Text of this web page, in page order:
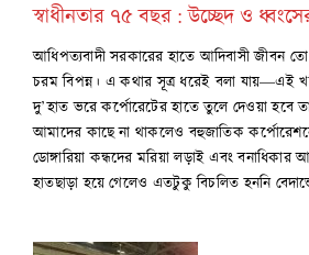
স্বাধীনতার ৭৫ বছর : উচ্ছেদ ও
আধিপত্যবাদী সরকারের হাতে আদিবাসী জীবন
চরম বিপন্ন। এ কথার সূত্র ধরেই বলা যায়—এই
দু’হাত ভরে কর্পোরেটের হাতে তুলে দেওয়া হবে
আমাদের কাছে না থাকলেও বহুজাতিক
ডোঙ্গারিয়া কন্ধদের মরিয়া লড়াই এবং বনাধিকার
হাতছাড়া হয়ে গেলেও এতটুকু বিচলিত হননি